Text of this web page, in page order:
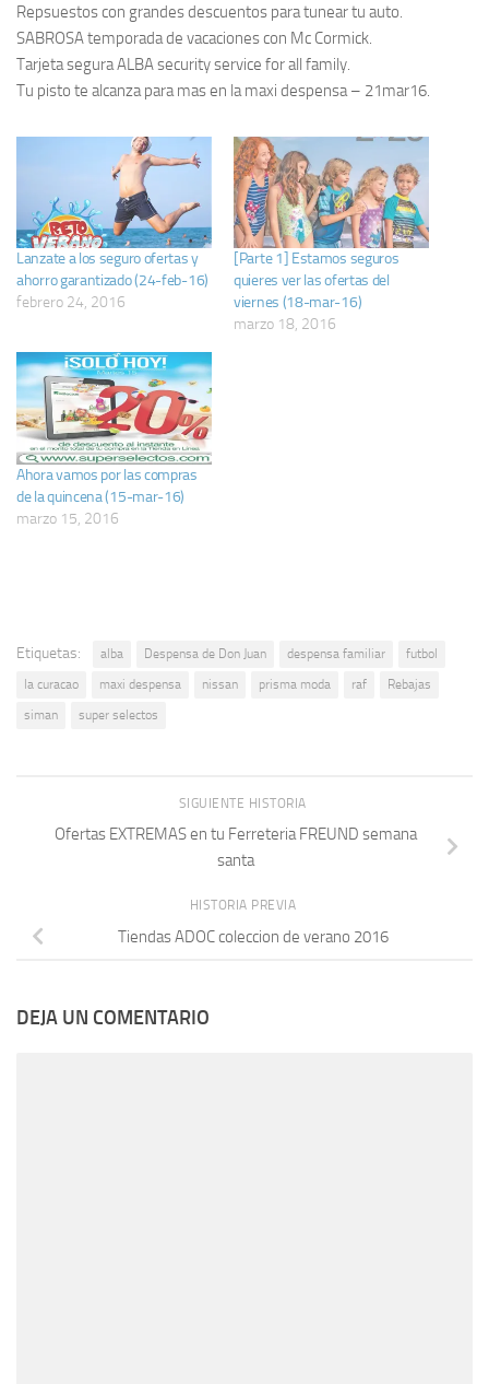
Repsuestos con grandes descuentos para tunear tu auto.
SABROSA temporada de vacaciones con Mc Cormick.
Tarjeta segura ALBA security service for all family.
Tu pisto te alcanza para mas en la maxi despensa – 21mar16.
Lanzate a los seguro ofertas y
ahorro garantizado (24-feb-16)
febrero 24, 2016
[Parte 1] Estamos seguros
quieres ver las ofertas del
viernes (18-mar-16)
marzo 18, 2016
Ahora vamos por las compras
de la quincena (15-mar-16)
marzo 15, 2016
Etiquetas: alba Despensa de Don Juan despensa familiar
futbol
la curacao
maxi despensa nissan prisma moda raf
Rebajas
siman
super selectos
SIGUIENTE HISTORIA
Ofertas EXTREMAS en tu Ferreteria FREUND semana
santa
HISTORIA PREVIA
Tiendas ADOC coleccion de verano 2016
DEJA UN COMENTARIO